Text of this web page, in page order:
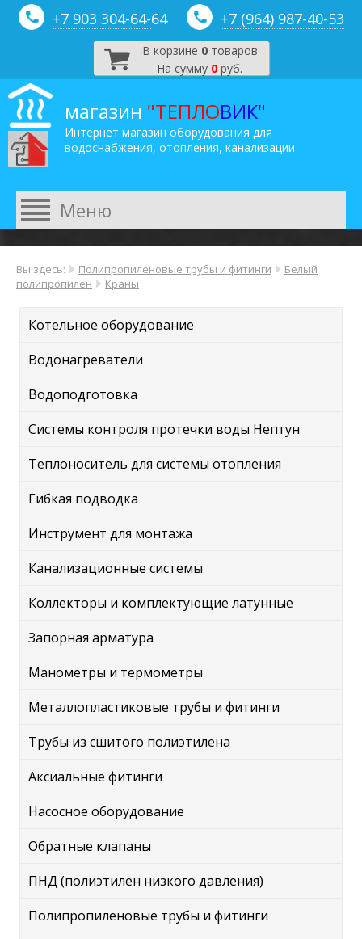
+7 903 304-64-64 +7 (964) 987-40-53
В корзине 0товаров
На сумму 0 руб.
магазин "ТЕПЛОВИК"
Интернет магазин оборудования для
водоснабжения, отопления, канализации
Вы здесь: Полипропиленовые трубы и фитинги
Белый
полипропилен
Краны
Котельное оборудование
Водонагреватели
Водоподготовка
Системы контроля протечки воды Нептун
Теплоноситель для системы отопления
Гибкая подводка
Инструмент для монтажа
Канализационные системы
Коллекторы и комплектующие латунные
Запорная арматура
Манометры и термометры
Металлопластиковые трубы и фитинги
Трубы из сшитого полиэтилена
Аксиальные фитинги
Насосное оборудование
Обратные клапаны
ПНД (полиэтилен низкого давления)
Полипропиленовые трубы и фитинги